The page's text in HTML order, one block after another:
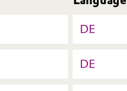
DE
DE